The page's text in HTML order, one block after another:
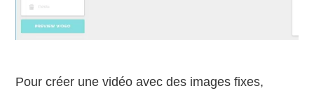
Pour créer une vidéo avec des images fixes,